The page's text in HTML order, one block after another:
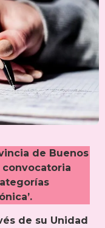
de Buenos
de su Unidad